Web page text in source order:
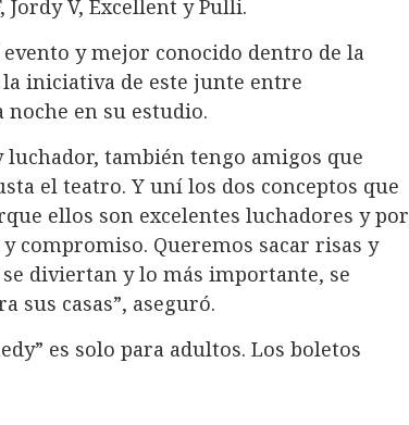
Jordy V, Excellent y Pulli.
y mejor conocido dentro de la
iniciativa de este junte entre
en su estudio.
luchador, también tengo amigos que
el teatro. Y uní los dos conceptos que
ellos son excelentes luchadores y por
compromiso. Queremos sacar risas y
diviertan y lo más importante, se
sus casas”, aseguró.
es solo para adultos. Los boletos